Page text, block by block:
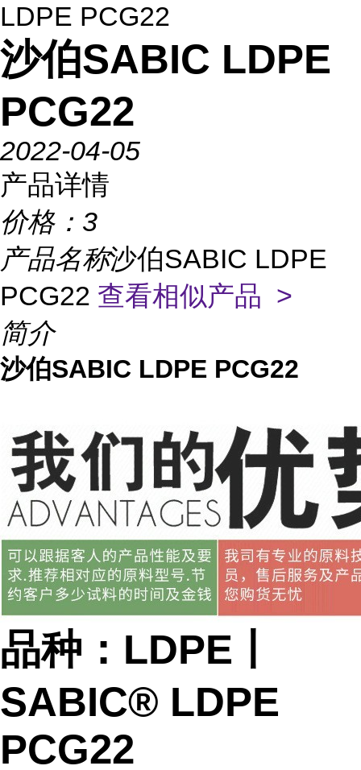
LDPE PCG22
沙伯SABIC LDPE
PCG22
2022-04-05
产品详情
价格： 3
产品名称沙伯SABIC LDPE
PCG22 查看相似产品 >
简介
沙伯SABIC LDPE PCG22
品种：LDPE丨
SABIC® LDPE
PCG22